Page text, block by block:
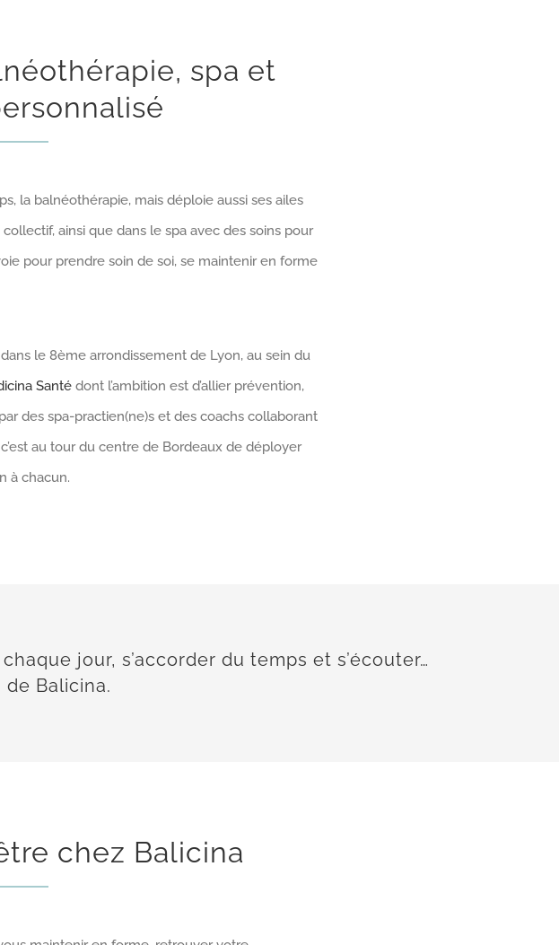
spa et
la balnéothérapie, mais déploie aussi ses ailes
ainsi que dans le spa avec des soins pour
pour prendre soin de soi, se maintenir en forme
le 8ème arrondissement de Lyon, au sein du
Santédont l’ambition est d’allier prévention,
des spa-practien(ne)s et des coachs collaborant
au tour du centre de Bordeaux de déployer
à chacun.
jour, s’accorder du temps et s’écouter…
Balicina.
chez Balicina